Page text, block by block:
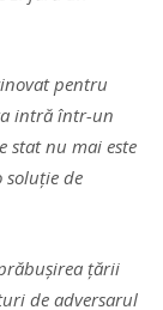
pentru
intră într-un
stat nu mai este
soluție de
țării
de adversarul